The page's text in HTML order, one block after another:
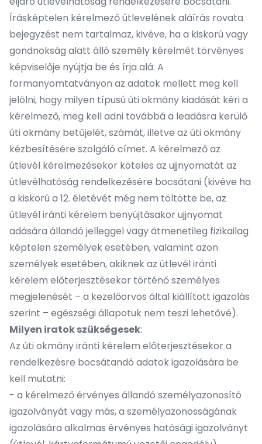
Írásképtelen kérelmező útlevelének aláírás rovata
bejegyzést nem tartalmaz, kivéve, ha a kiskorú vagy
gondnokság alatt álló személy kérelmét törvényes
képviselője nyújtja be és írja alá. A
formanyomtatványon az adatok mellett meg kell
jelölni, hogy milyen típusú úti okmány kiadását kéri a
kérelmező, meg kell adni továbbá a leadásra kerülő
úti okmány betűjelét, számát, illetve az úti okmány
kézbesítésére szolgáló címet. A kérelmező az
útlevél kérelmezésekor köteles az ujjnyomatát az
útlevélhatóság rendelkezésére bocsátani (kivéve ha
a kiskorú a 12. életévét még nem töltötte be, az
útlevél iránti kérelem benyújtásakor ujjnyomat
adására állandó jelleggel vagy átmenetileg fizikailag
képtelen személyek esetében, valamint azon
személyek esetében, akiknek az útlevél iránti
kérelem előterjesztésekor történő személyes
megjelenését – a kezelőorvos által kiállított igazolás
szerint – egészségi állapotuk nem teszi lehetővé).
Milyen iratok szükségesek:
Az úti okmány iránti kérelem előterjesztésekor a
rendelkezésre bocsátandó adatok igazolására be
kell mutatni:
- a kérelmező érvényes állandó személyazonosító
igazolványát vagy más, a személyazonosságának
igazolására alkalmas érvényes hatósági igazolványt